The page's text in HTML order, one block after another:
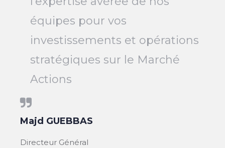
équipes pour vos
investissements et opérations
stratégiques sur le Marché
Actions
Majd GUEBBAS
Directeur Général